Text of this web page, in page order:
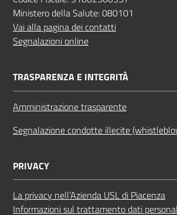
Ministero della Salute: 080101
Vai alla pagina dei contatti
Segnalazioni online
TRASPARENZA E INTEGRITÀ
Amministrazione trasparente
Segnalazione condotte illecite
PRIVACY
La privacy nell’Azienda USL di Piacenza
Informazioni sul trattamento dati